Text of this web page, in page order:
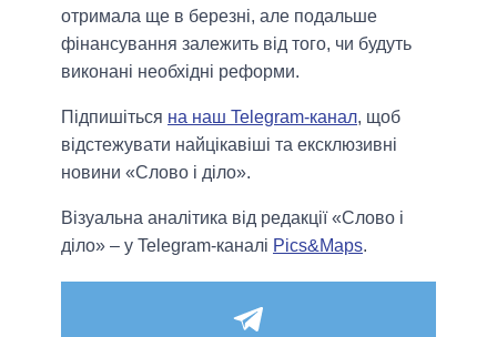
отримала ще в березні, але подальше
фінансування залежить від того, чи будуть
виконані необхідні реформи.
Підпишіться на наш Telegram-канал, щоб
відстежувати найцікавіші та ексклюзивні
новини «Слово і діло».
Візуальна аналітика від редакції «Слово і
діло» – у Telegram-каналі Pics&Maps.